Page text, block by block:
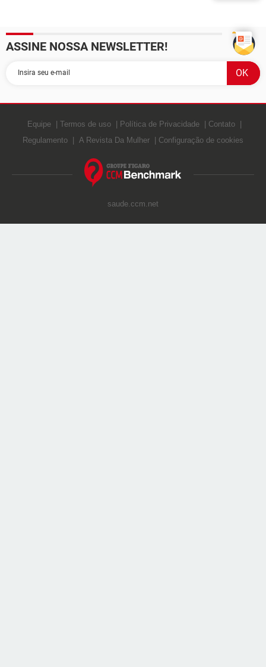
ASSINE NOSSA NEWSLETTER!
Equipe Termos de uso Política de Privacidade
Contato
Regulamento
A Revista Da Mulher Configuração de cookies
saude.ccm.net